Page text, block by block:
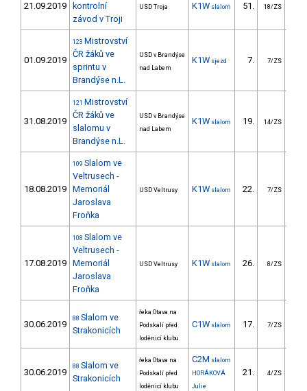
21.09.2019
kontrolní
závod v Troji
USD Troja K1W slalom 51. 18/ZS
01.09.2019
123 Mistrovství
ČR žáků ve
sprintu v
Brandýse n.L.
USD v Brandýse
nad Labem
K1W sjezd 7. 7/ZS
31.08.2019
121 Mistrovství
ČR žáků ve
slalomu v
Brandýse n.L.
USD v Brandýse
nad Labem
K1W slalom 19. 14/ZS
18.08.2019
109 Slalom ve
Veltrusech -
Memoriál
Jaroslava
Froňka
USD Veltrusy K1W slalom 22. 7/ZS
17.08.2019
108 Slalom ve
Veltrusech -
Memoriál
Jaroslava
Froňka
USD Veltrusy K1W slalom 26. 8/ZS
30.06.2019
88 Slalom ve
Strakonicích
řeka Otava na
Podskalí před
loděnicí klubu
C1W slalom 17. 7/ZS
30.06.2019
88 Slalom ve
Strakonicích
řeka Otava na
Podskalí před
loděnicí klubu
C2M slalom
HORÁKOVÁ
Julie
21. 4/ZS